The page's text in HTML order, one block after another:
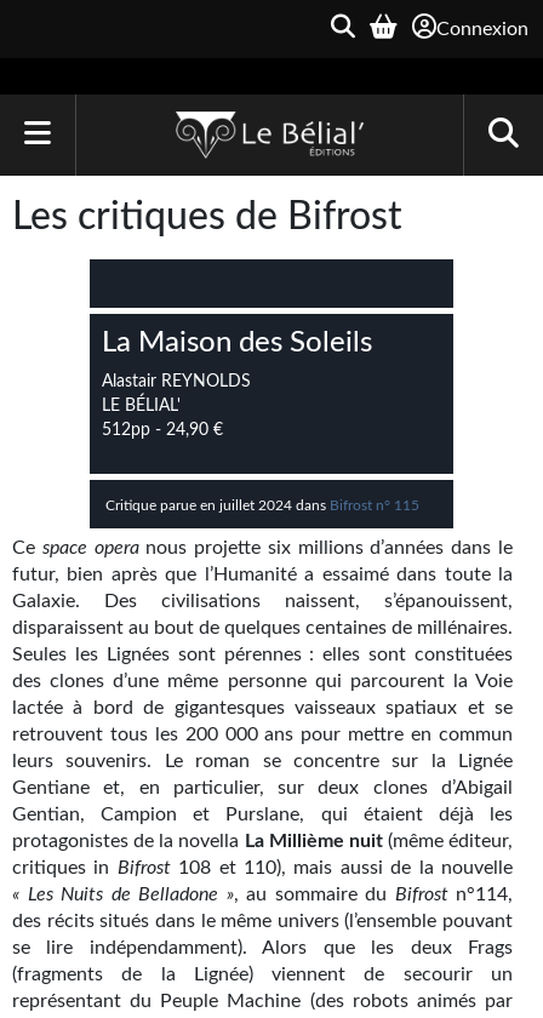
Connexion
Le Bélial'
Une Heure-Lumière
Archive du Futur
Quarante-Deux
Kvasar
Pulps
Wotan
Étoiles vives
Yellow Submarine
NUMÉRIQUE
Romans et recueils
Une Heure-Lumière
Nouvelles
Les critiques de Bifrost
La Maison des Soleils
Alastair REYNOLDS
LE BÉLIAL'
512pp - 24,90 €
Critique parue en juillet 2024 dans Bifrost n° 115
Ce space operanous projette six millions d’années dans le
futur, bien après que l’Humanité a essaimé dans toute la
Galaxie. Des civilisations naissent, s’épanouissent,
disparaissent au bout de quelques centaines de millénaires.
Seules les Lignées sont pérennes : elles sont constituées
des clones d’une même personne qui parcourent la Voie
lactée à bord de gigantesques vaisseaux spatiaux et se
retrouvent tous les 200 000 ans pour mettre en commun
leurs souvenirs. Le roman se concentre sur la Lignée
Gentiane et, en particulier, sur deux clones d’Abigail
Gentian, Campion et Purslane, qui étaient déjà les
protagonistes de la novella La Millième nuit (même éditeur,
critiques in Bifrost108 et 110), mais aussi de la nouvelle
« Les Nuits de Belladone », au sommaire du Bifrostn°114,
des récits situés dans le même univers (l’ensemble pouvant
se lire indépendamment). Alors que les deux Frags
(fragments de la Lignée) viennent de secourir un
représentant du Peuple Machine (des robots animés par